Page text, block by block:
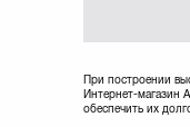
LG
LOGAN
При построении
Интернет-магазин
обеспечить их